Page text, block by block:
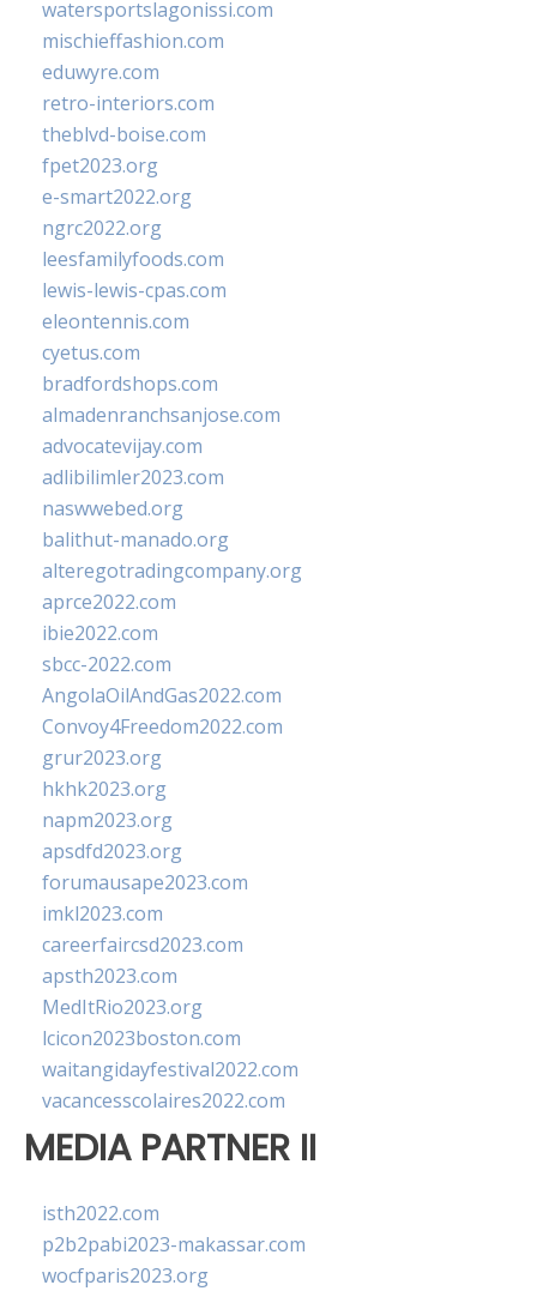
watersportslagonissi.com
mischieffashion.com
eduwyre.com
retro-interiors.com
theblvd-boise.com
fpet2023.org
e-smart2022.org
ngrc2022.org
leesfamilyfoods.com
lewis-lewis-cpas.com
eleontennis.com
cyetus.com
bradfordshops.com
almadenranchsanjose.com
advocatevijay.com
adlibilimler2023.com
naswwebed.org
balithut-manado.org
alteregotradingcompany.org
aprce2022.com
ibie2022.com
sbcc-2022.com
AngolaOilAndGas2022.com
Convoy4Freedom2022.com
grur2023.org
hkhk2023.org
napm2023.org
apsdfd2023.org
forumausape2023.com
imkl2023.com
careerfaircsd2023.com
apsth2023.com
MedItRio2023.org
lcicon2023boston.com
waitangidayfestival2022.com
vacancesscolaires2022.com
MEDIA PARTNER II
isth2022.com
p2b2pabi2023-makassar.com
wocfparis2023.org